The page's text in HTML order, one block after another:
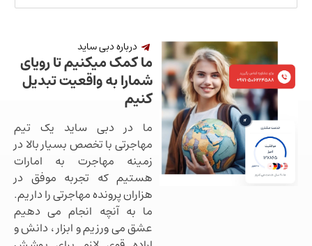
درباره دبی ساید
ما کمک میکنیم تا رویای
شمارا به واقعیت تبدیل
کنیم
ما در دبی ساید یک تیم
مهاجرتی با تخصص بسیار بالا در
زمینه مهاجرت به امارات
هستیم که تجربه موفق در
هزاران پرونده مهاجرتی را داریم.
ما به آنچه انجام می دهیم
عشق می ورزیم و ابزار ، دانش و